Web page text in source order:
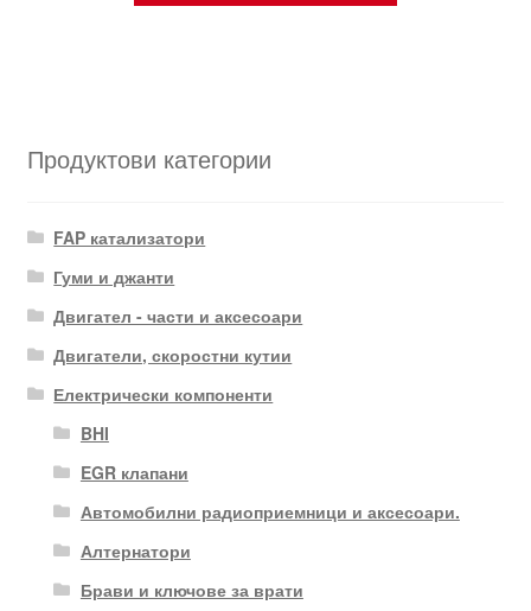
Продуктови категории
FAP катализатори
Гуми и джанти
Двигател - части и аксесоари
Двигатели, скоростни кутии
Електрически компоненти
BHI
EGR клапани
Автомобилни радиоприемници и аксесоари.
Алтернатори
Брави и ключове за врати